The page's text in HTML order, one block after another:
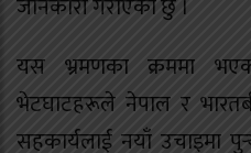
यस भ्रमणका क्रममा
भेटघाटहरूले नेपाल र
सहकार्यलाई नयाँ उचाइमा